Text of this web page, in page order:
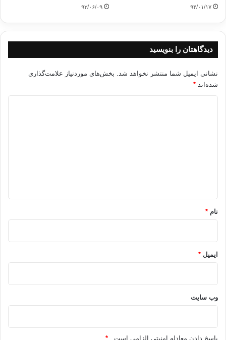
۹۴/۰۱/۱۷ ۹۳/۰۶/۰۹
دیدگاهتان را بنویسید
نشانی ایمیل شما منتشر نخواهد شد. بخش‌های موردنیاز علامت‌گذاری
شده‌اند *
نام *
ایمیل *
وب‌ سایت
پاسخ دادن معادله امنیتی الزامی است . *